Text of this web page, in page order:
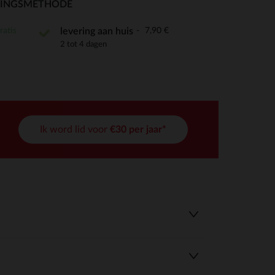
aan te passen en te beheren, en zorgt ervoor dat aan
levering aan huis 7,90 €
2 tot 4 dagen
Ik word lid voor €30 per jaar*